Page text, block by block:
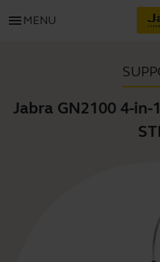
menu MENU
Jabra GN2100 4-